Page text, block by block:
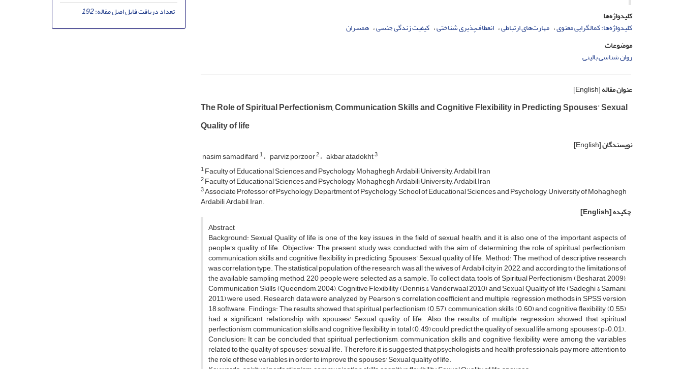
کلیدواژه‌ها
کلیدواژه‌ها: کمالگرایی معنوی مهارت‌های ارتباطی انعطاف‌پذیری شناختی کیفیت زندگی جنسی همسران
موضوعات
روان شناسی بالینی
عنوان مقاله[English]
The Role of Spiritual Perfectionism, Communication Skills and Cognitive Flexibility in Predicting Spouses' Sexual
Quality of life
نویسندگان[English]
nasim samadifard1 parviz porzoor2 akbar atadokht3
1Faculty of Educational Sciences and Psychology, Mohaghegh Ardabili University, Ardabil, Iran
2Faculty of Educational Sciences and Psychology, Mohaghegh Ardabili University, Ardabil, Iran
3Associate Professor of Psychology, Department of Psychology, School of Educational Sciences and Psychology, University of Mohaghegh
Ardabili, Ardabil, Iran.
چکیده[English]
Abstract
Background: Sexual Quality of life is one of the key issues in the field of sexual health, and it is also one of the important aspects of
people's quality of life. Objective: The present study was conducted with the aim of determining the role of spiritual perfectionism,
communication skills and cognitive flexibility in predicting Spouses' Sexual quality of life. Method: The method of descriptive research
was correlation type. The statistical population of the research was all the wives of Ardabil city in 2022, and according to the limitations of
the available sampling method, 220 people were selected as a sample. To collect data, tools of Spiritual Perfectionism (Besharat, 2009),
Communication Skills (Queendom, 2004), Cognitive Flexibility (Dennis & Vanderwaal 2010) and Sexual Quality of life (Sadeghi & Samani,
2011) were used. Research data were analyzed by Pearson's correlation coefficient and multiple regression methods in SPSS version
18 software. Findings: The results showed that spiritual perfectionism (0.57), communication skills (0.60) and cognitive flexibility (0.55)
had a significant relationship with spouses' Sexual quality of life. Also, the results of multiple regression showed that spiritual
perfectionism, communication skills and cognitive flexibility in total (0.49) could predict the quality of sexual life among spouses (p<0.01).
Conclusion: It can be concluded that spiritual perfectionism, communication skills and cognitive flexibility were among the variables
related to the quality of spouses' sexual life. Therefore, it is suggested that psychologists and health professionals pay more attention to
the role of these variables in order to improve the spouses' Sexual quality of life.
تعداد دریافت فایل اصل مقاله:192